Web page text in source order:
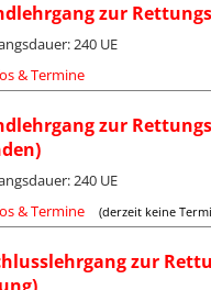
zur
240 UE
& Termine
zur
240 UE
& Termine
(derzeit keine
zur